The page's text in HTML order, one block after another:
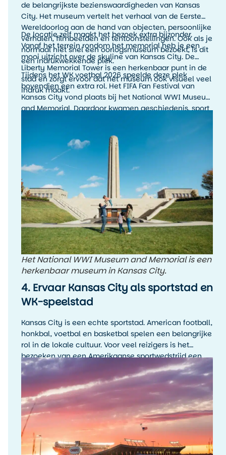
de belangrijkste bezienswaardigheden van Kansas
City. Het museum vertelt het verhaal van de Eerste
Wereldoorlog aan de hand van objecten, persoonlijke
verhalen, filmbeelden en tentoonstellingen. Ook als je
normaal niet snel een oorlogsmuseum bezoekt, is dit
een indrukwekkende plek.
De locatie zelf maakt het bezoek extra bijzonder.
Vanaf het terrein rondom het memorial heb je een
mooi uitzicht over de skyline van Kansas City. De
Liberty Memorial Tower is een herkenbaar punt in de
stad en zorgt ervoor dat het museum ook visueel veel
indruk maakt.
Tijdens het WK voetbal 2026 speelde deze plek
bovendien een extra rol. Het FIFA Fan Festival van
Kansas City vond plaats bij het National WWI Museum
and Memorial. Daardoor kwamen geschiedenis, sport
Het National WWI Museum and Memorial is een
herkenbaar museum in Kansas City.
4. Ervaar Kansas City als sportstad en
WK-speelstad
Kansas City is een echte sportstad. American football,
honkbal, voetbal en basketbal spelen een belangrijke
rol in de lokale cultuur. Voor veel reizigers is het
bezoeken van een Amerikaanse sportwedstrijd een
hoogtepunt van de reis, zelfs als je de sport zelf niet
wekelijks volgt.